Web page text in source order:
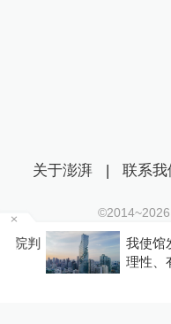
我使馆发布
理性、有序
关于澎湃 | 联系我
©2014~2026
沪ICP证：沪B2-
互联网新闻信息
沪公网